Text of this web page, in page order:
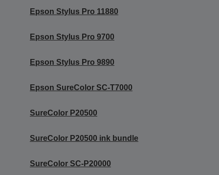
Epson Stylus Pro 11880
Epson Stylus Pro 9700
Epson Stylus Pro 9890
Epson SureColor SC-T7000
SureColor P20500
SureColor P20500 ink bundle
SureColor SC-P20000